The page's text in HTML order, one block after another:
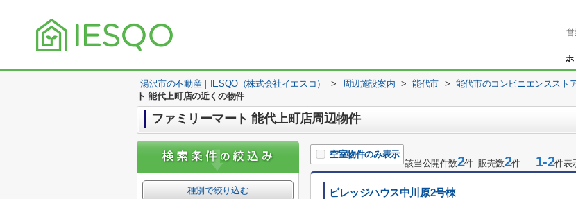
営
湯沢市の不動産｜IESQO（株式会社イエスコ） > 周辺施設案内 > 能代市 > 能代市のコンビニエンススト
ト 能代上町店の近くの物件
ファミリーマート 能代上町店周辺物件
空室物件のみ表示
該当公開件数2件 販売数2件 1-2件表
ビレッジハウス中川原2号棟
種別で絞り込む